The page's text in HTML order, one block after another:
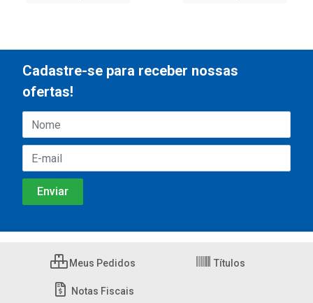
Cadastre-se para receber nossas
ofertas!
Meus Pedidos Títulos
Notas Fiscais